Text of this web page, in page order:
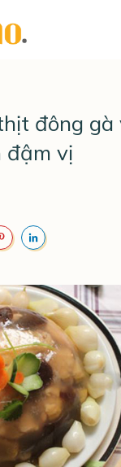
đông gà
đậm vị